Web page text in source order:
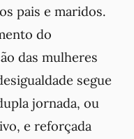
pais e maridos.
do
das mulheres
segue
jornada, ou
e reforçada